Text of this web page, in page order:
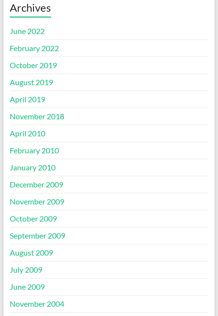
Archives
June 2022
February 2022
October 2019
August 2019
April 2019
November 2018
April 2010
February 2010
January 2010
December 2009
November 2009
October 2009
September 2009
August 2009
July 2009
June 2009
November 2004